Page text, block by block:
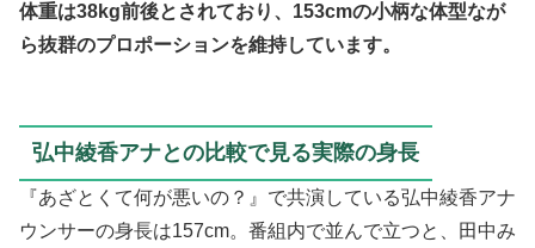
体重は38kg前後とされており、153cmの小柄な体型なが
ら抜群のプロポーションを維持しています。
弘中綾香アナとの比較で見る実際の身長
『あざとくて何が悪いの？』で共演している弘中綾香アナ
ウンサーの身長は157cm。番組内で並んで立つと、田中み